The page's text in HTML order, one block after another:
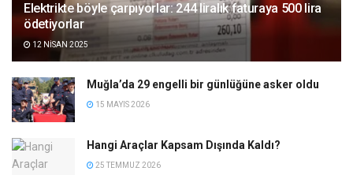
Elektrikte böyle çarpıyorlar: 244 liralık faturaya 500 lira
ödetiyorlar
12 NISAN 2025
Muğla’da 29 engelli bir günlüğüne asker oldu
15 MAYIS 2026
Hangi Araçlar Kapsam Dışında Kaldı?
25 TEMMUZ 2026